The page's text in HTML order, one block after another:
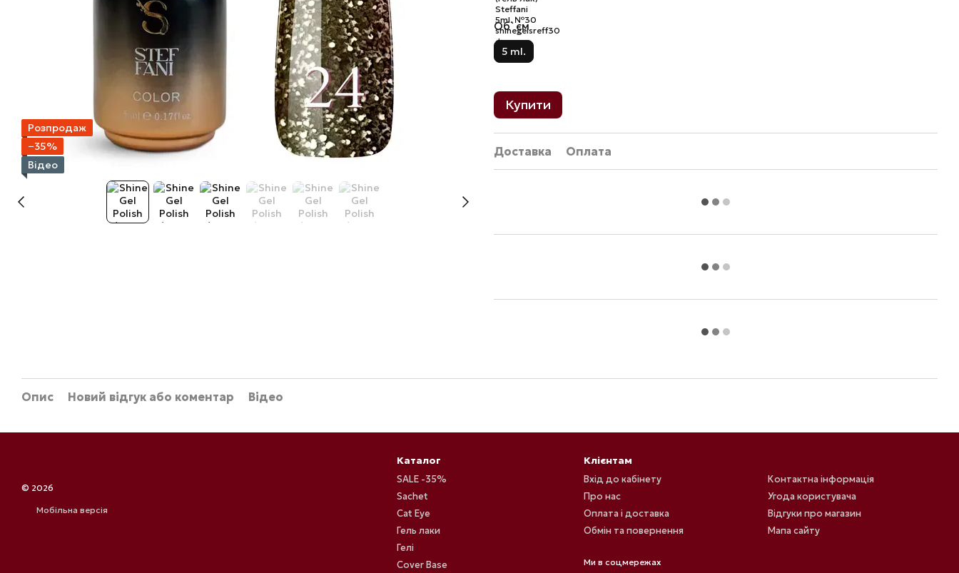
Розпродаж
−35%
Відео
Об`єм
5 ml.
Купити
Доставка Оплата
Опис Новий відгук або коментар Відео
© 2026
Мобільна версія
Каталог
SALE -35%
Sachet
Cat Eye
Гель лаки
Гелі
Cover Base
Клієнтам
Вхід до кабінету
Про нас
Оплата і доставка
Обмін та повернення
Контактна інформація
Угода користувача
Відгуки про магазин
Мапа сайту
Ми в соцмережах